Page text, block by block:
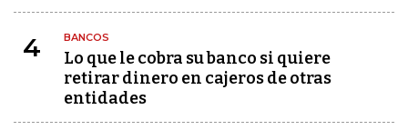
4 BANCOS
Lo que le cobra su banco si quiere
retirar dinero en cajeros de otras
entidades